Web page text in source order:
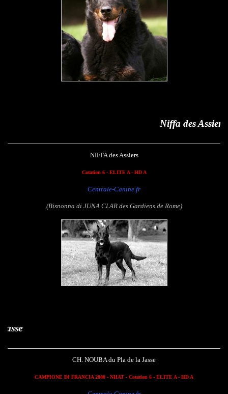
NIFFA des Assiers
Cotation 6 - ELITE A - HD A
Centrale-Canine.fr
(Bisnonna di JUNA CLAR des Gardiens de Rome)
CH. NOUBA du Pla de la Jasse
CAMPIONE DI FRANCIA 2000 - NHAT - Cotation 6 - ELITE A - HD A